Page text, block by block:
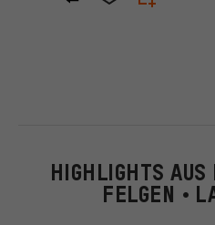
HIGHLIGHTS AUS
FELGEN •